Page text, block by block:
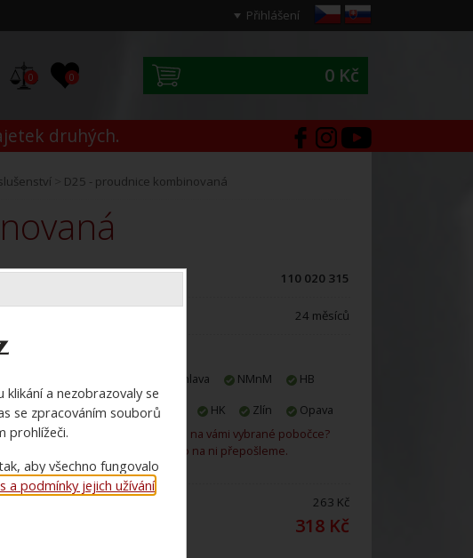
Přihlášení
0 0 0 Kč
druhých.
D25 - proudnice kombinovaná
110 020 315
24 měsíců
Jihlava NMnM
HB
Praha
Plzeň HK Zlín
Opava
Není zboží skladem na vámi vybrané pobočce?
Rádi vám ho na ni přepošleme.
263 Kč
318 Kč
a nezobrazovaly se
se zpracováním souborů
prohlížeči.
aby všechno fungovalo
a podmínky jejich užívání